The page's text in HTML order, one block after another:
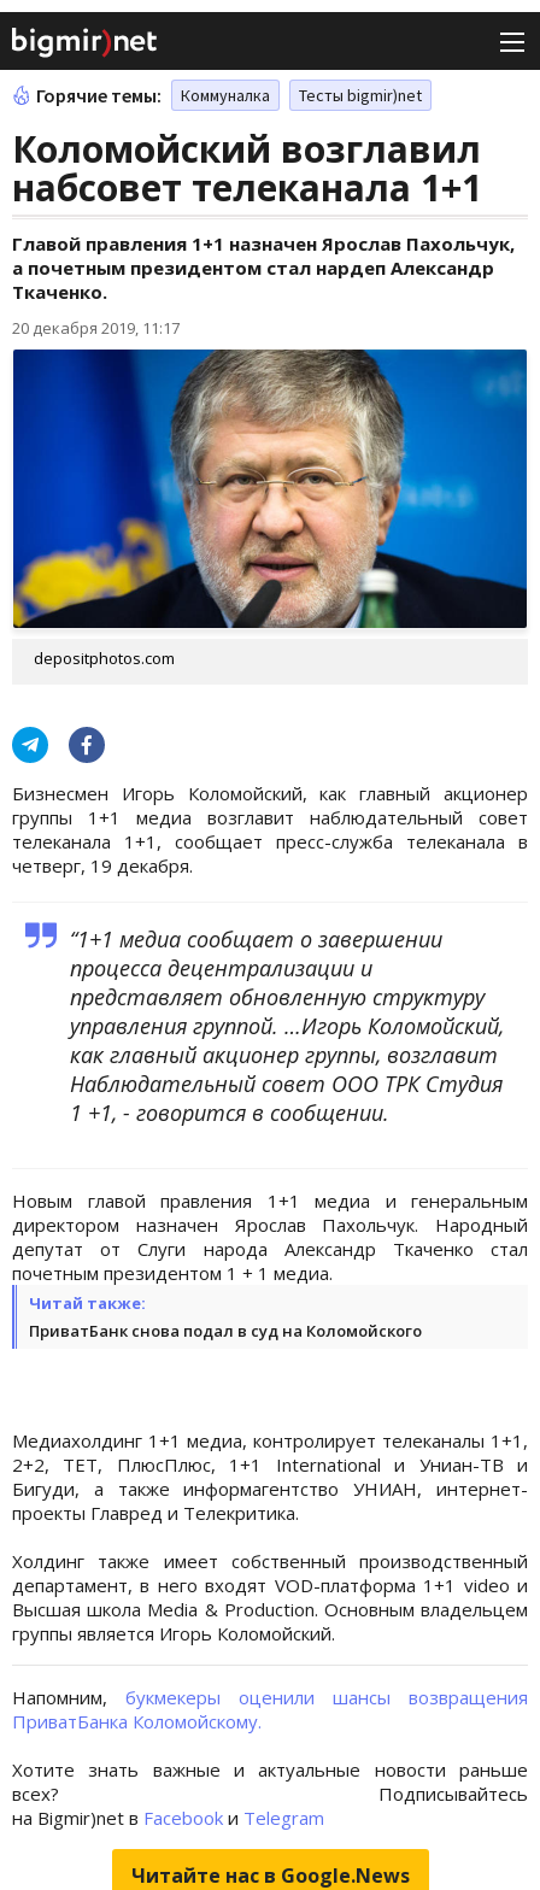
Горячие темы: Коммуналка Тесты bigmir)net
Коломойский возглавил
набсовет телеканала 1+1
Главой правления 1+1 назначен Ярослав Пахольчук,
а почетным президентом стал нардеп Александр
Ткаченко.
20 декабря 2019, 11:17
depositphotos.com
Бизнесмен Игорь Коломойский, как главный акционер
группы 1+1 медиа возглавит наблюдательный совет
телеканала 1+1, сообщает пресс-служба телеканала в
четверг, 19 декабря.
“1+1 медиа сообщает о завершении
процесса децентрализации и
представляет обновленную структуру
управления группой. …Игорь Коломойский,
как главный акционер группы, возглавит
Наблюдательный совет ООО ТРК Студия
1 +1, - говорится в сообщении.
Новым главой правления 1+1 медиа и генеральным
директором назначен Ярослав Пахольчук. Народный
депутат от Слуги народа Александр Ткаченко стал
почетным президентом 1 + 1 медиа.
Читай также:
ПриватБанк снова подал в суд на Коломойского
Медиахолдинг 1+1 медиа, контролирует телеканалы 1+1,
2+2, ТЕТ, ПлюсПлюс, 1+1 International и Униан-ТВ и
Бигуди, а также информагентство УНИАН, интернет-
проекты Главред и Телекритика.
Холдинг также имеет собственный производственный
департамент, в него входят VOD-платформа 1+1 video и
Высшая школа Media & Production. Основным владельцем
группы является Игорь Коломойский.
Напомним, букмекеры оценили шансы возвращения
ПриватБанка Коломойскому.
Хотите знать важные и актуальные новости раньше
всех? Подписывайтесь
на Bigmir)net в Facebook и Telegram
Читайте нас в Google.News